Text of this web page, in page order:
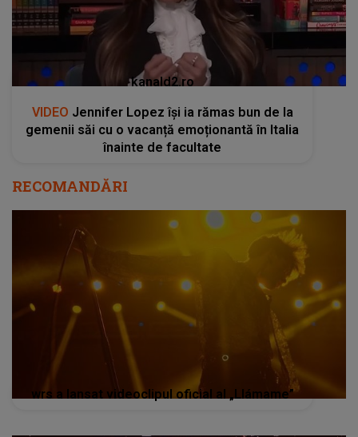
kanald2.ro
VIDEO Jennifer Lopez își ia rămas bun de la
gemenii săi cu o vacanță emoționantă în Italia
înainte de facultate
RECOMANDĂRI
wrs a lansat videoclipul oficial al „Llámame”